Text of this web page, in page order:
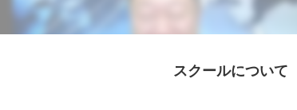
スクールについて